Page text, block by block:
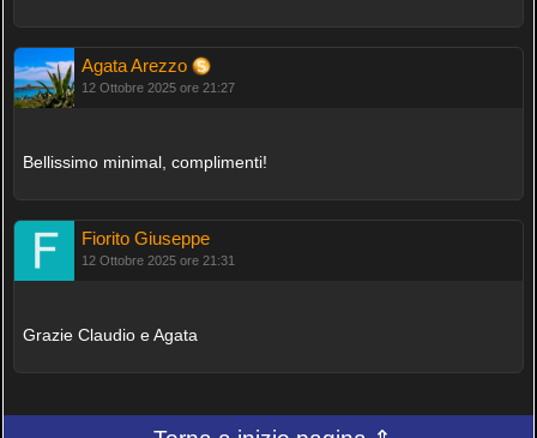
Agata Arezzo
12 Ottobre 2025 ore 21:27
Bellissimo minimal, complimenti!
Fiorito Giuseppe
12 Ottobre 2025 ore 21:31
Grazie Claudio e Agata